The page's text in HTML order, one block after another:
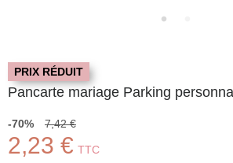
PRIX RÉDUIT
Pancarte mariage Parking
-70% 7,42 €
2,23 € TTC